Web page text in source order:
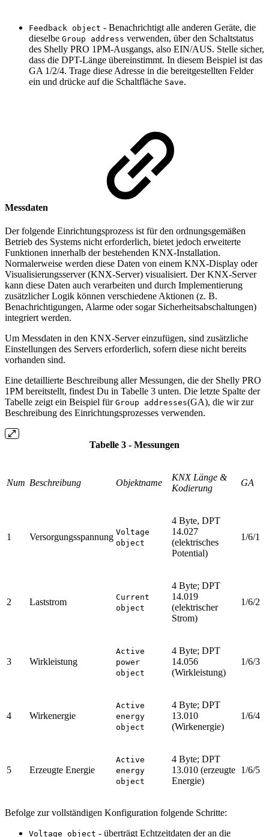
Feedback object - Benachrichtigt alle anderen Geräte, die
dieselbe Group address verwenden, über den Schaltstatus
des Shelly PRO 1PM-Ausgangs, also EIN/AUS. Stelle sicher,
dass die DPT-Länge übereinstimmt. In diesem Beispiel ist das
GA 1/2/4. Trage diese Adresse in die bereitgestellten Felder
ein und drücke auf die Schaltfläche Save.
Messdaten
Der folgende Einrichtungsprozess ist für den ordnungsgemäßen
Betrieb des Systems nicht erforderlich, bietet jedoch erweiterte
Funktionen innerhalb der bestehenden KNX-Installation.
Normalerweise werden diese Daten von einem KNX-Display oder
Visualisierungsserver (KNX-Server) visualisiert. Der KNX-Server
kann diese Daten auch verarbeiten und durch Implementierung
zusätzlicher Logik können verschiedene Aktionen (z. B.
Benachrichtigungen, Alarme oder sogar Sicherheitsabschaltungen)
integriert werden.
Um Messdaten in den KNX-Server einzufügen, sind zusätzliche
Einstellungen des Servers erforderlich, sofern diese nicht bereits
vorhanden sind.
Eine detaillierte Beschreibung aller Messungen, die der Shelly PRO
1PM bereitstellt, findest Du in Tabelle 3 unten. Die letzte Spalte der
Tabelle zeigt ein Beispiel für Group addresses(GA), die wir zur
Beschreibung des Einrichtungsprozesses verwenden.
Tabelle 3 - Messungen
Num Beschreibung Objektname
KNX Länge &
Kodierung
GA
1 Versorgungsspannung Voltage
object
4 Byte, DPT
14.027
(elektrisches
Potential)
1/6/1
2 Laststrom
Current
object
4 Byte; DPT
14.019
(elektrischer
Strom)
1/6/2
3 Wirkleistung
Active
power
object
4 Byte; DPT
14.056
(Wirkleistung)
1/6/3
4 Wirkenergie
Active
energy
object
4 Byte; DPT
13.010
(Wirkenergie)
1/6/4
5 Erzeugte Energie
Active
energy
object
4 Byte; DPT
13.010 (erzeugte
Energie)
1/6/5
Befolge zur vollständigen Konfiguration folgende Schritte:
Voltage object - überträgt Echtzeitdaten der an die